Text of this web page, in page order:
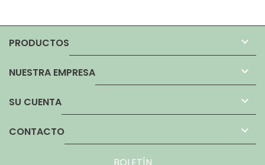
PRODUCTOS 
NUESTRA EMPRESA 
SU CUENTA 
CONTACTO 